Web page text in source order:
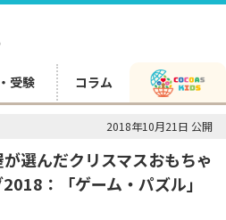
受験 コラム
2018年10月21日 公開
選んだクリスマスおもちゃ
：「ゲーム・パズル」